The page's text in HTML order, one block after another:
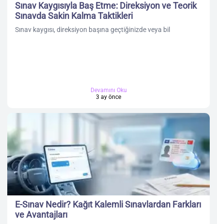
Sınav Kaygısıyla Baş Etme: Direksiyon ve Teorik
Sınavda Sakin Kalma Taktikleri
Sınav kaygısı, direksiyon başına geçtiğinizde veya bil
Devamını Oku
3 ay önce
E-Sınav Nedir? Kağıt Kalemli Sınavlardan Farkları
ve Avantajları